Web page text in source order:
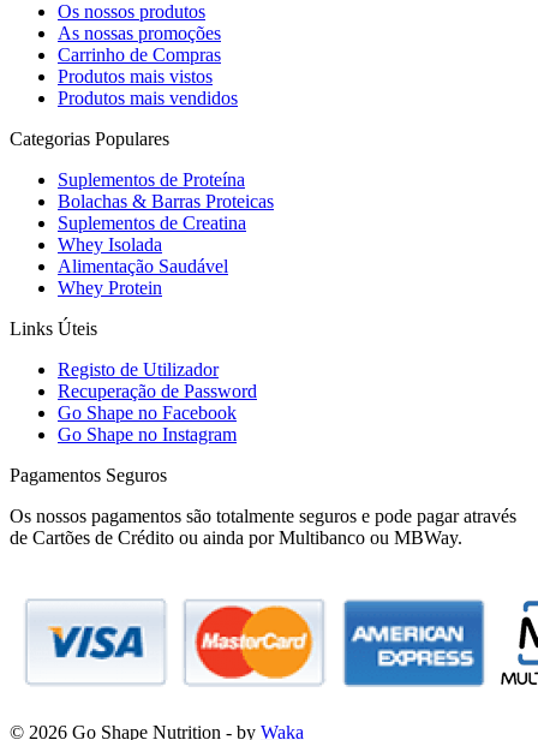
Os nossos produtos
As nossas promoções
Carrinho de Compras
Produtos mais vistos
Produtos mais vendidos
Categorias Populares
Suplementos de Proteína
Bolachas & Barras Proteicas
Suplementos de Creatina
Whey Isolada
Alimentação Saudável
Whey Protein
Links Úteis
Registo de Utilizador
Recuperação de Password
Go Shape no Facebook
Go Shape no Instagram
Pagamentos Seguros
Os nossos pagamentos são totalmente seguros e pode pagar através
de Cartões de Crédito ou ainda por Multibanco ou MBWay.
© 2026 Go Shape Nutrition - by Waka